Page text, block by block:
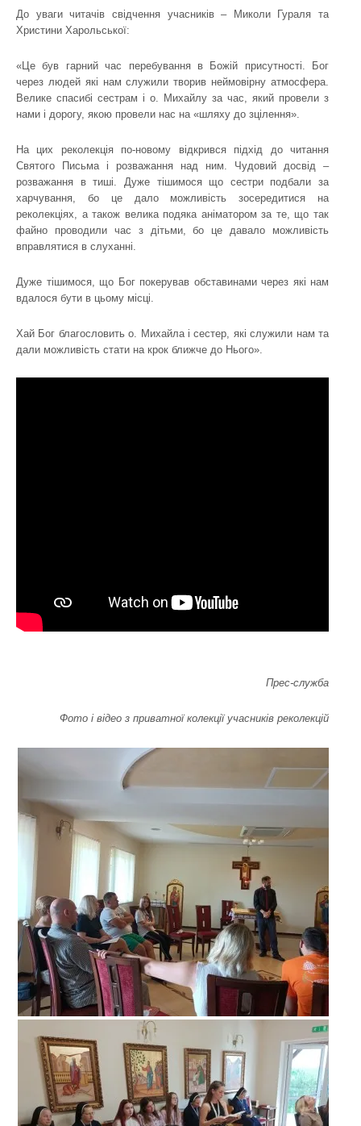
До уваги читачів свідчення учасників – Миколи Гураля та
Христини Харольської:
«Це був гарний час перебування в Божій присутності. Бог
через людей які нам служили творив неймовірну атмосфера.
Велике спасибі сестрам і о. Михайлу за час, який провели з
нами і дорогу, якою провели нас на «шляху до зцілення».
На цих реколекція по-новому відкрився підхід до читання
Святого Письма і розважання над ним. Чудовий досвід –
розважання в тиші. Дуже тішимося що сестри подбали за
харчування, бо це дало можливість зосередитися на
реколекціях, а також велика подяка аніматором за те, що так
файно проводили час з дітьми, бо це давало можливість
вправлятися в слуханні.
Дуже тішимося, що Бог покерував обставинами через які нам
вдалося бути в цьому місці.
Хай Бог благословить о. Михайла і сестер, які служили нам та
дали можливість стати на крок ближче до Нього».
Прес-служба
Фото і відео з приватної колекції учасників реколекцій